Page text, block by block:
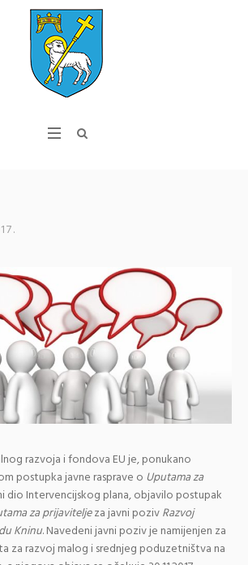
razvoja i fondova EU je, ponukano
postupka javne rasprave o Uputama za
dio Intervencijskog plana, objavilo postupak
za prijaviteljeza javni pozivRazvoj
Kninu. Navedeni javni poziv je namijenjen za
za razvoj malog i srednjeg poduzetništva na